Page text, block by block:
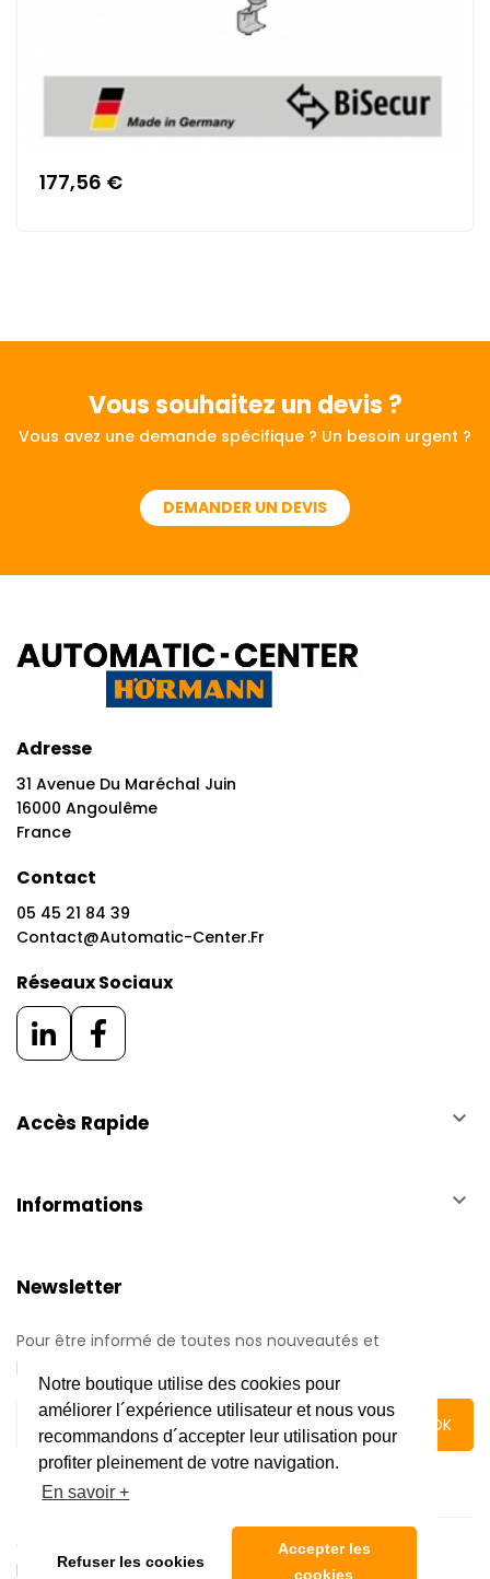
Notre boutique utilise des cookies pour
améliorer l´expérience utilisateur et nous vous
recommandons d´accepter leur utilisation pour
profiter pleinement de votre navigation.
En savoir +
Refuser les cookies
Accepter les
cookies
177,56 €
Vous souhaitez un devis ?
Vous avez une demande spécifique ? Un besoin urgent ?
DEMANDER UN DEVIS
Adresse
31 Avenue Du Maréchal Juin
16000 Angoulême
France
Contact
05 45 21 84 39
Contact@automatic-Center.fr
Réseaux Sociaux
Accès Rapide keyboard_arrow_down
Informations keyboard_arrow_down
Newsletter
Pour être informé de toutes nos nouveautés et
promotions.
Copyright © 2020 Automatic Center | Tous droits réservés
|
Mentions légales